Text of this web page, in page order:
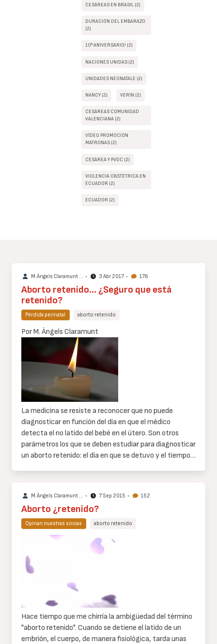
CESÁREAS EN BRASIL (2)
DURACIÓN DEL EMBARAZO
(2)
10º ANIVERSARIO! (2)
NACIONES UNIDAS (2)
UNIDADES NEONATALE (2)
NANCY (2) VERÍN (2)
CESÁREAS COMUNIDAD
VALENCIANA (2)
VÍDEO PROMOCIÓN
MATRONAS (2)
CESÁREA Y PVDC (2)
VIOLENCIA OBSTÉTRICA EN
ECUADOR (2)
ECUADOR (2)
M.Àngels Claramunt … • 3 Abr 2017 • 176
Aborto retenido… ¿Seguro que está
retenido?
Pérdida perinatal aborto retenido
Cuerpo
Por M. Àngels Claramunt
La medicina se resiste a reconocer que no puede
diagnosticar en función del día en que el médico
detecta el no latido del bebé en el útero. Son otros
parámetros los que se deben estudiar para diagnosticar
un aborto retenido: el día en que se detuvo y el tiempo…
M.Àngels Claramunt … • 7 Sep 2015 • 152
Aborto ¿retenido?
Opinan nuestras socias aborto retenido
texto
Hace tiempo que me chirría la ambigüedad del término
"aborto retenido". Cuando se detiene el latido de un
embrión, el cuerpo, de manera fisiológica, tarda unas